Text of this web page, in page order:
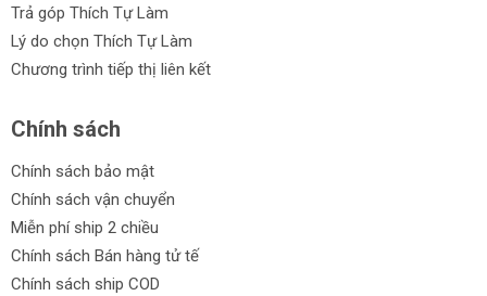
Trả góp Thích Tự Làm
Lý do chọn Thích Tự Làm
Chương trình tiếp thị liên kết
Chính sách
Chính sách bảo mật
Chính sách vận chuyển
Miễn phí ship 2 chiều
Chính sách Bán hàng tử tế
Chính sách ship COD